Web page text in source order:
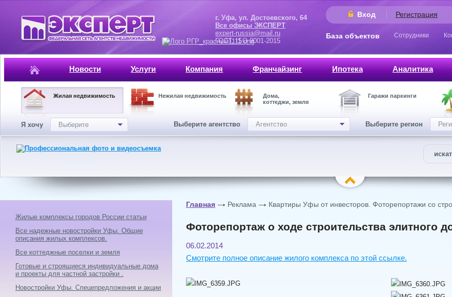
Вход Регистрация
г. Уфа, ул. Достоевского, 64
Все офисы ЭКСПЕРТ
expert-russia@mail.ru
ГОСТ, ISO 9001-2015
База объектов Сотрудники
Новости Услуги Компания Франчайзинг Ипотека Аналитика
Жилая недвижимость Нежилая недвижимость
Дома,
коттеджи, земля
Гаражи паркинги
Я хочу Выберите Выберите агентство Агентство Выберите регион
Главная Реклама Квартиры Уфы от инвесторов. Фоторепортажи со
Фоторепортаж о ходе строительства элитного
06.02.2014
Смотрите полное описание жилого комплекса по этой ссылке.
Жилые комплексы городов России статьи
Все надежные новостройки Уфы. Общие
описания жилых комплексов.
Все коттеджные поселки и земля
Готовые и строящиеся индивидуальные дома
и проекты для частной застройки .
Новостройки Уфы. Спецепредложения и акции